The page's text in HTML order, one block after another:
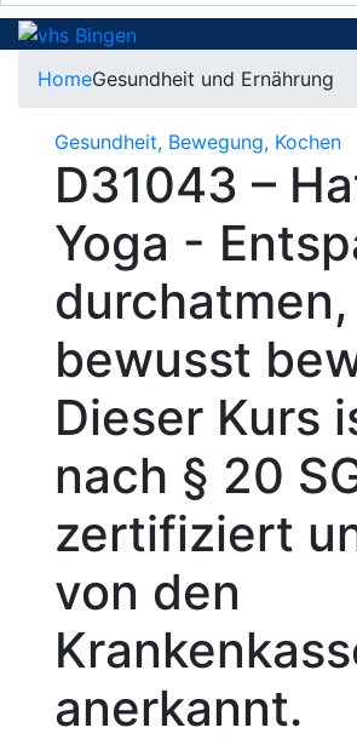
HomeGesundheit und Ernährung
Gesundheit, Bewegung, Kochen
D31043 –
Yoga -
durchatmen,
bewusst
Dieser Kurs
nach § 20
zertifiziert
von den
anerkannt.